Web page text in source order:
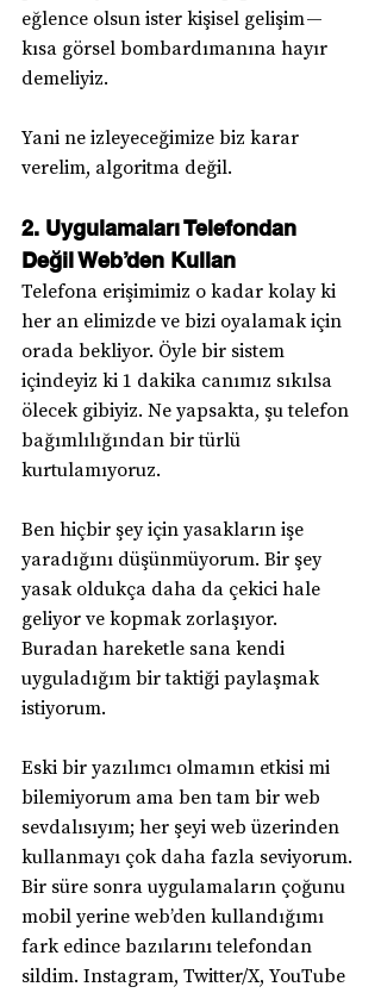
eğlence olsun ister kişisel gelişim —
kısa görsel bombardımanına hayır
demeliyiz.
Yani ne izleyeceğimize biz karar
verelim, algoritma değil.
2. Uygulamaları Telefondan
Değil Web’den Kullan
Telefona erişimimiz o kadar kolay ki
her an elimizde ve bizi oyalamak için
orada bekliyor. Öyle bir sistem
içindeyiz ki 1 dakika canımız sıkılsa
ölecek gibiyiz. Ne yapsakta, şu telefon
bağımlılığından bir türlü
kurtulamıyoruz.
Ben hiçbir şey için yasakların işe
yaradığını düşünmüyorum. Bir şey
yasak oldukça daha da çekici hale
geliyor ve kopmak zorlaşıyor.
Buradan hareketle sana kendi
uyguladığım bir taktiği paylaşmak
istiyorum.
Eski bir yazılımcı olmamın etkisi mi
bilemiyorum ama ben tam bir web
sevdalısıyım; her şeyi web üzerinden
kullanmayı çok daha fazla seviyorum.
Bir süre sonra uygulamaların çoğunu
mobil yerine web’den kullandığımı
fark edince bazılarını telefondan
sildim. Instagram, Twitter/X, YouTube